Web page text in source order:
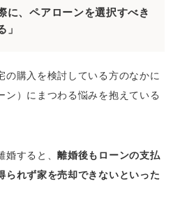
られず家を売却できない
なくなり自分もブラックリ
負担がかかる場合がある
で住宅を売却しても返済を
ない
されローン一括返済を請求
得なくなる
に、ペアローンを選択すべき
」
の購入を検討している方のなかに
ン）にまつわる悩みを抱えている
婚すると、離婚後もローンの支払
られず家を売却できないといった